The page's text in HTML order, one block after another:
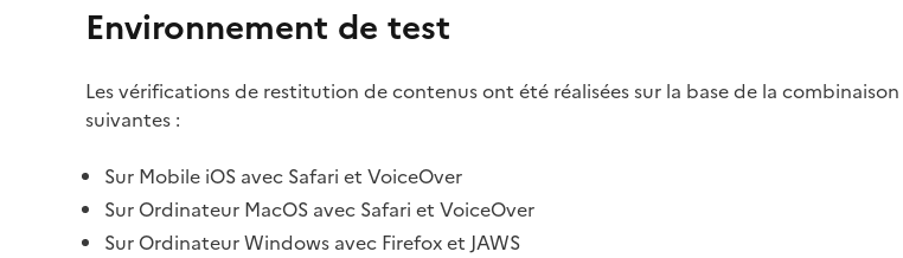
Environnement de test
Les vérifications de restitution de contenus ont été réalisées sur la base de la
suivantes :
Sur Mobile iOS avec Safari et VoiceOver
Sur Ordinateur MacOS avec Safari et VoiceOver
Sur Ordinateur Windows avec Firefox et JAWS